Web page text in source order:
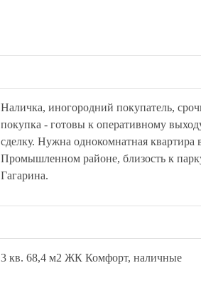
Наличка, иногородний покупатель,
покупка - готовы к оперативному
сделку. Нужна однокомнатная квартира
Промышленном районе, близость к
Гагарина.
3 кв. 68,4 м2 ЖК Комфорт, наличные